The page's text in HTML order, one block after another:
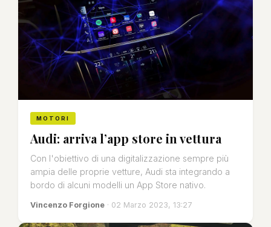
MOTORI
Audi: arriva l’app store in vettura
Con l'obiettivo di una digitalizzazione sempre più
ampia delle proprie vetture, Audi sta integrando a
bordo di alcuni modelli un App Store nativo.
Vincenzo Forgione · 02 Marzo 2023, 13:27